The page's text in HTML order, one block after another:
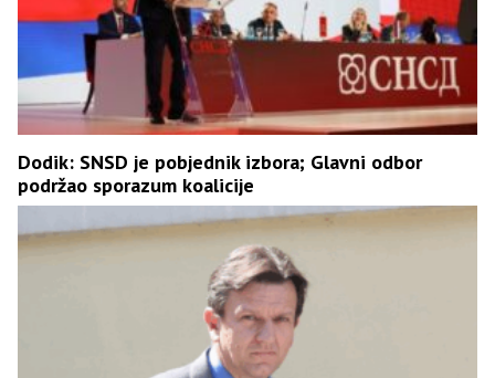
Dodik: SNSD je pobjednik izbora; Glavni odbor
podržao sporazum koalicije